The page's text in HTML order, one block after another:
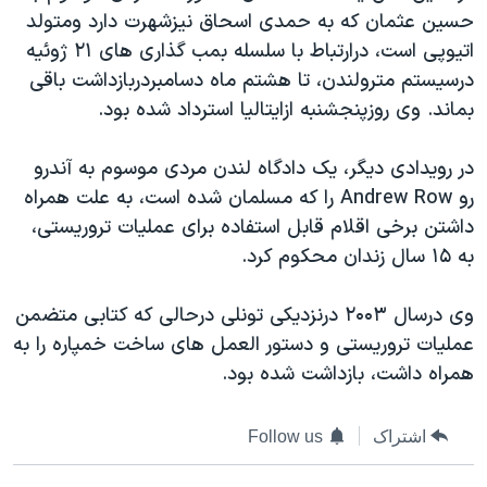
فرهنگ و زندگی
حقوق شهروندی
اقتصادی
اسرائیل در جنگ
گالری عکس
آرشیو پخش زنده
مستندها
انتخابات ریاست جمهوری آمریکا ۲۰۲۴
حمله جمهوری اسلامی به اسرائیل
ورزش زنان در ایران
اعتراضات زن، زندگی، آزادی
مجموعه مستندهای دادخواهی
دادگاه حمید نوری
چهل سال گروگان‌گیری
اعتراضات مردمی آبان ۹۸
دنبال کنید
زبانهای مختلف
حسين عثمان که به حمدی اسحاق نيزشهرت دارد ومتولد
اتيوپی است، درارتباط با سلسله بمب گذاری های ۲۱ ژوئيه
درسيستم مترولندن، تا هشتم ماه دسامبردربازداشت باقی
بماند. وی روزپنجشنبه ازايتاليا استرداد شده بود.
در رويدادی ديگر، يک دادگاه لندن مردی موسوم به آندرو
رو Andrew Row را که مسلمان شده است، به علت همراه
داشتن برخی اقلام قابل استفاده برای عمليات تروريستی،
به ۱۵ سال زندان محکوم کرد.
وی درسال ۲۰۰۳ درنزديکی تونلی درحالی که کتابی متضمن
عمليات تروريستی و دستور العمل های ساخت خمپاره را به
همراه داشت، بازداشت شده بود.
اشتراک Follow us